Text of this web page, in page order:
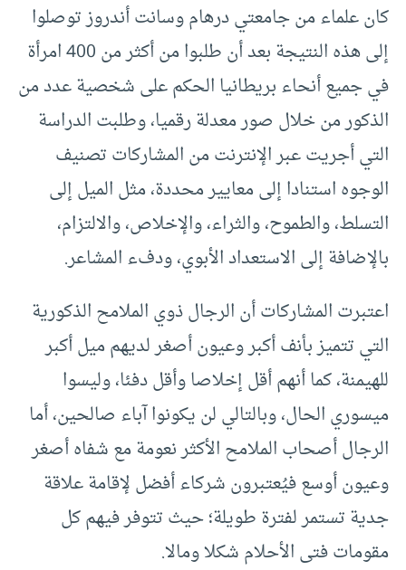
كان علماء من جامعتي درهام وسانت أندروز توصلوا
إلى هذه النتيجة بعد أن طلبوا من أكثر من 400 امرأة
في جميع أنحاء بريطانيا الحكم على شخصية عدد من
الذكور من خلال صور معدلة رقميا، وطلبت الدراسة
التي أجريت عبر الإنترنت من المشاركات تصنيف
الوجوه استنادا إلى معايير محددة، مثل الميل إلى
التسلط، والطموح، والثراء، والإخلاص، والالتزام،
بالإضافة إلى الاستعداد الأبوي، ودفء المشاعر.
اعتبرت المشاركات أن الرجال ذوي الملامح الذكورية
التي تتميز بأنف أكبر وعيون أصغر لديهم ميل أكبر
للهيمنة، كما أنهم أقل إخلاصا وأقل دفئا، وليسوا
ميسوري الحال، وبالتالي لن يكونوا آباء صالحين، أما
الرجال أصحاب الملامح الأكثر نعومة مع شفاه أصغر
وعيون أوسع فيُعتبرون شركاء أفضل لإقامة علاقة
جدية تستمر لفترة طويلة؛ حيث تتوفر فيهم كل
مقومات فتى الأحلام شكلا ومالا.